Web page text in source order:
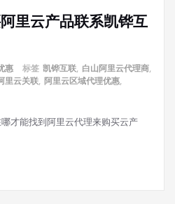
里云产品联系凯铧互
惠 标签 凯铧互联, 白山阿里云代理商,
里云关联, 阿里云区域代理优惠,
才能找到阿里云代理来购买云产